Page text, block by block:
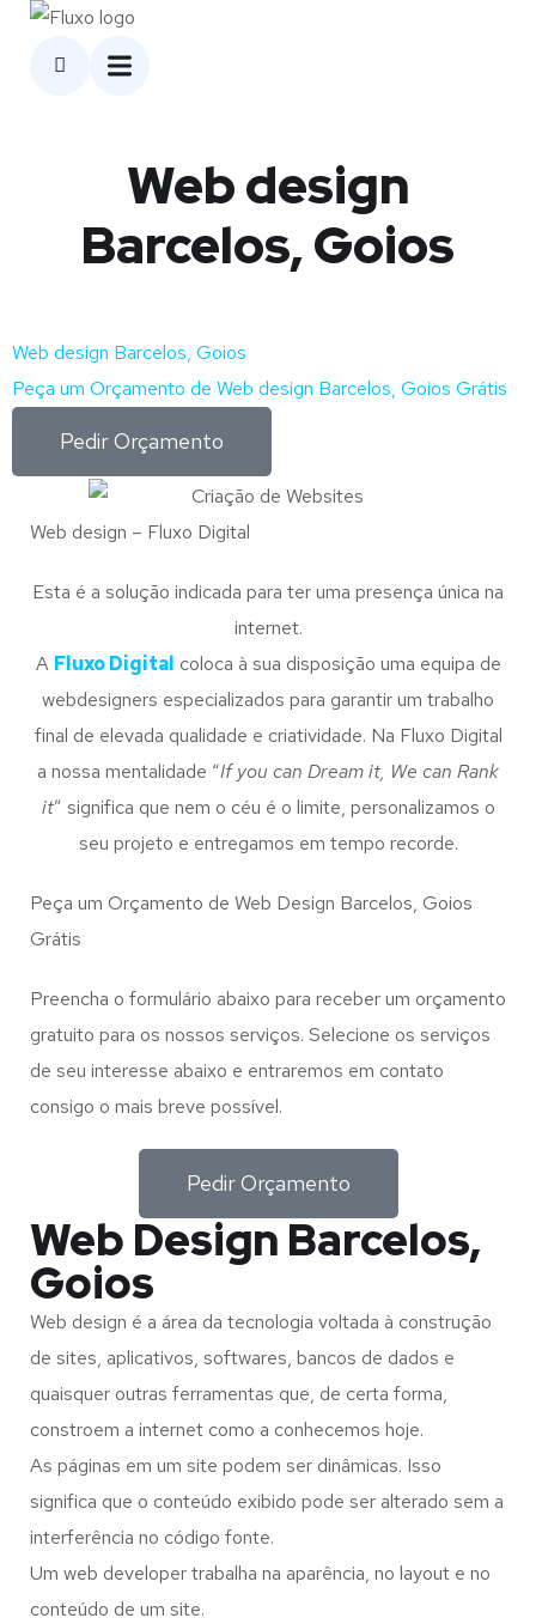
Web design
Barcelos, Goios
Web design Barcelos, Goios
Peça um Orçamento de Web design Barcelos, Goios Grátis
Pedir Orçamento
Web design – Fluxo Digital
Esta é a solução indicada para ter uma presença única na
internet.
A Fluxo Digital coloca à sua disposição uma equipa de
webdesigners especializados para garantir um trabalho
final de elevada qualidade e criatividade. Na Fluxo Digital
a nossa mentalidade “If you can Dream it, We can Rank
it” significa que nem o céu é o limite, personalizamos o
seu projeto e entregamos em tempo recorde.
Peça um Orçamento de Web Design Barcelos, Goios
Grátis
Preencha o formulário abaixo para receber um orçamento
gratuito para os nossos serviços. Selecione os serviços
de seu interesse abaixo e entraremos em contato
consigo o mais breve possível.
Pedir Orçamento
Web Design Barcelos,
Goios
Web design é a área da tecnologia voltada à construção
de sites, aplicativos, softwares, bancos de dados e
quaisquer outras ferramentas que, de certa forma,
constroem a internet como a conhecemos hoje.
As páginas em um site podem ser dinâmicas. Isso
significa que o conteúdo exibido pode ser alterado sem a
interferência no código fonte.
Um web developer trabalha na aparência, no layout e no
conteúdo de um site.